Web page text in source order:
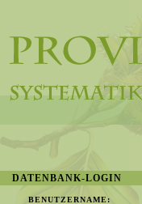
DATENBANK-LOGIN
BENUTZERNAME: